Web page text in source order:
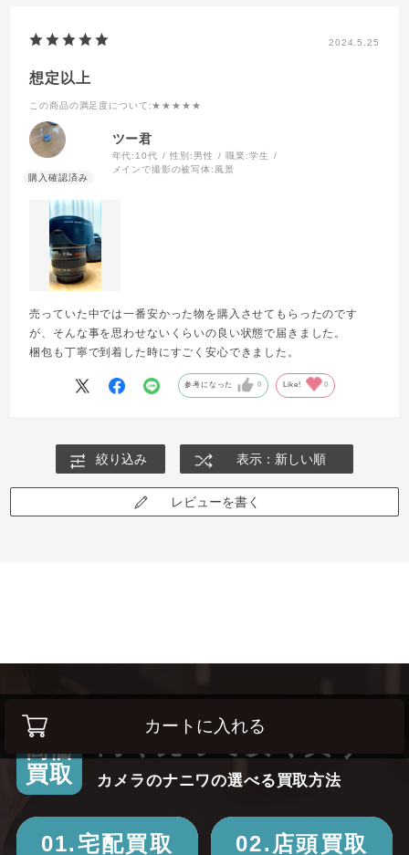
カートに入れる
2024.5.25
想定以上
この商品の満足度について :★★★★★
ツー君
年代: 10代 性別: 男性 職業:学生
メインで撮影の被写体: 風景
売っていた中では一番安かった物を購入させてもらったのです
が、そんな事を思わせないくらいの良い状態で届きました。
梱包も丁寧で到着した時にすごく安心できました。
参考になった 0 Like! 0
絞り込み 表示：新しい順
レビューを書く
高価
買取
高く売って安く買う！
カメラのナニワの選べる買取方法
01.宅配買取 02.店頭買取